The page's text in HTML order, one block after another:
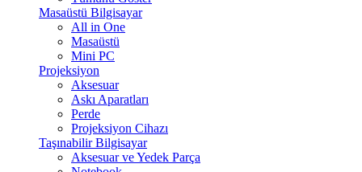
Masaüstü Bilgisayar
All in One
Masaüstü
Mini PC
Projeksiyon
Aksesuar
Askı Aparatları
Perde
Projeksiyon Cihazı
Taşınabilir Bilgisayar
Aksesuar ve Yedek Parça